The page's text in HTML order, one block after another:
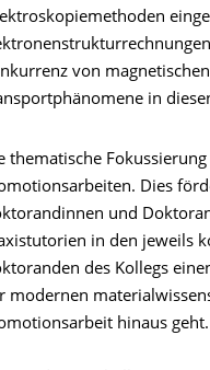
von
in
thematische
Dies
und
in den jeweils
des Kollegs
modernen
hinaus geht.